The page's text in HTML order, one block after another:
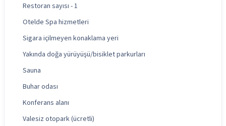
Restoran sayısı - 1
Otelde Spa hizmetleri
Sigara içilmeyen konaklama yeri
Yakında doğa yürüyüşü/bisiklet parkurları
Sauna
Buhar odası
Konferans alanı
Valesiz otopark (ücretli)